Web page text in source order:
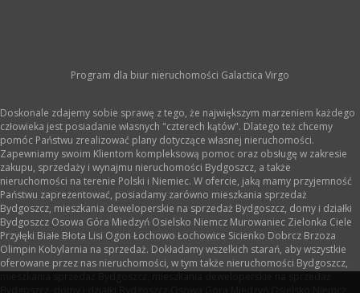
Program dla biur nieruchomości Galactica Virgo
Doskonale zdajemy sobie sprawę z tego, że największym marzeniem każdego
człowieka jest posiadanie własnych "czterech kątów". Dlatego też chcemy
pomóc Państwu zrealizować plany dotyczące własnej nieruchomości.
Zapewniamy swoim Klientom kompleksową pomoc oraz obsługę w zakresie
zakupu, sprzedaży i wynajmu nieruchomości Bydgoszcz, a także
nieruchomości na terenie Polski i Niemiec. W ofercie, jaką mamy przyjemność
Państwu zaprezentować, posiadamy zarówno mieszkania sprzedaż
Bydgoszcz, mieszkania deweloperskie na sprzedaż Bydgoszcz, domy i działki
Bydgoszcz Osowa Góra Miedzyń Osielsko Niemcz Murowaniec Zielonka Ciele
Przyłęki Białe Błota Lisi Ogon Łochowo Łochowice Sicienko Dobrcz Brzoza
Olimpin Kobylarnia na sprzedaż. Dokładamy wszelkich starań, aby wszystkie
oferowane przez nas nieruchomości, w tym także nieruchomości Bydgoszcz,